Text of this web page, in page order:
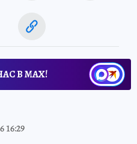
В МАХ!
16:29